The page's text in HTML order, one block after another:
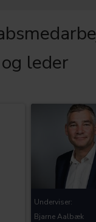
leder
Underviser:
Bjarne Aalbæk